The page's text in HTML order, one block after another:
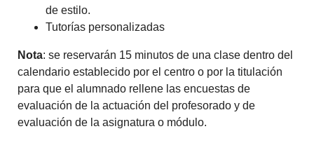
de estilo.
Tutorías personalizadas
Nota: se reservarán 15 minutos de una clase dentro del
calendario establecido por el centro o por la titulación
para que el alumnado rellene las encuestas de
evaluación de la actuación del profesorado y de
evaluación de la asignatura o módulo.